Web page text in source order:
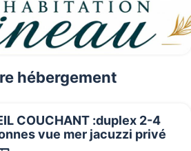
hébergement
COUCHANT :duplex 2-4
vue mer jacuzzi privé